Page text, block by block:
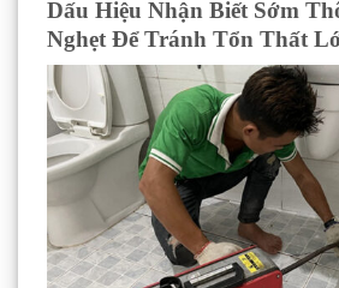
Dấu Hiệu Nhận Biết Sớm
Nghẹt Để Tránh Tổn Thất